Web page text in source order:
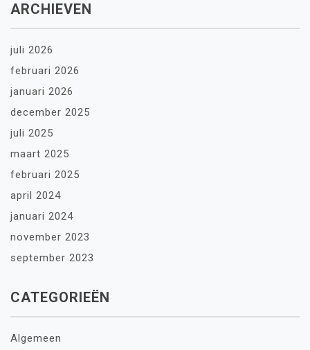
ARCHIEVEN
juli 2026
februari 2026
januari 2026
december 2025
juli 2025
maart 2025
februari 2025
april 2024
januari 2024
november 2023
september 2023
CATEGORIEËN
Algemeen